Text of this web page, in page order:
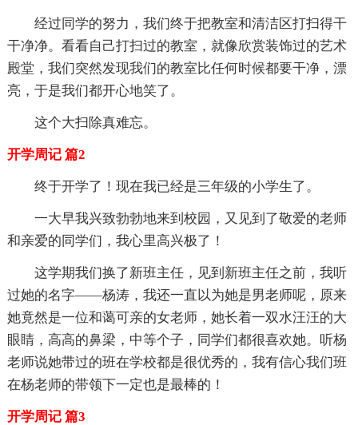
经过同学的努力，我们终于把教室和清洁区打扫得干
干净净。看看自己打扫过的教室，就像欣赏装饰过的艺术
殿堂，我们突然发现我们的教室比任何时候都要干净，漂
亮，于是我们都开心地笑了。
这个大扫除真难忘。
开学周记 篇2
终于开学了！现在我已经是三年级的小学生了。
一大早我兴致勃勃地来到校园，又见到了敬爱的老师
和亲爱的同学们，我心里高兴极了！
这学期我们换了新班主任，见到新班主任之前，我听
过她的名字——杨涛，我还一直以为她是男老师呢，原来
她竟然是一位和蔼可亲的女老师，她长着一双水汪汪的大
眼睛，高高的鼻梁，中等个子，同学们都很喜欢她。听杨
老师说她带过的班在学校都是很优秀的，我有信心我们班
在杨老师的带领下一定也是最棒的！
开学周记 篇3